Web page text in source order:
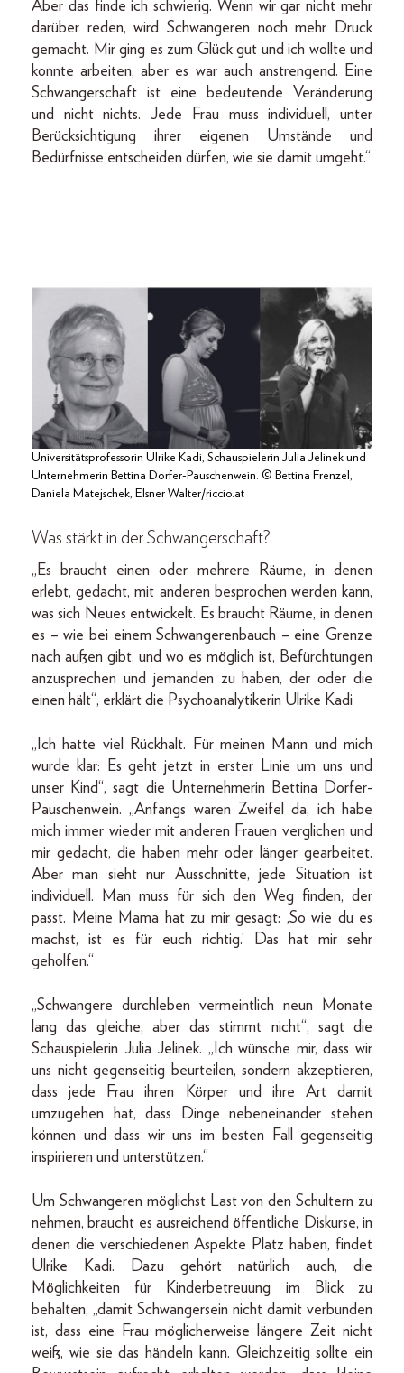
Aber das finde ich schwierig. Wenn wir gar nicht mehr
darüber reden, wird Schwangeren noch mehr Druck
gemacht. Mir ging es zum Glück gut und ich wollte und
konnte arbeiten, aber es war auch anstrengend. Eine
Schwangerschaft ist eine bedeutende Veränderung
und nicht nichts. Jede Frau muss individuell, unter
Berücksichtigung ihrer eigenen Umstände und
Bedürfnisse entscheiden dürfen, wie sie damit umgeht.“
Universitätsprofessorin Ulrike Kadi, Schauspielerin Julia Jelinek und
Unternehmerin Bettina Dorfer-Pauschenwein. © Bettina Frenzel,
Daniela Matejschek, Elsner Walter/riccio.at
Was stärkt in der Schwangerschaft?
„Es braucht einen oder mehrere Räume, in denen
erlebt, gedacht, mit anderen besprochen werden kann,
was sich Neues entwickelt. Es braucht Räume, in denen
es – wie bei einem Schwangerenbauch – eine Grenze
nach außen gibt, und wo es möglich ist, Befürchtungen
anzusprechen und jemanden zu haben, der oder die
einen hält“, erklärt die Psychoanalytikerin Ulrike Kadi
„Ich hatte viel Rückhalt. Für meinen Mann und mich
wurde klar: Es geht jetzt in erster Linie um uns und
unser Kind“, sagt die Unternehmerin Bettina Dorfer-
Pauschenwein. „Anfangs waren Zweifel da, ich habe
mich immer wieder mit anderen Frauen verglichen und
mir gedacht, die haben mehr oder länger gearbeitet.
Aber man sieht nur Ausschnitte, jede Situation ist
individuell. Man muss für sich den Weg finden, der
passt. Meine Mama hat zu mir gesagt: ,So wie du es
machst, ist es für euch richtig.‘ Das hat mir sehr
geholfen.“
„Schwangere durchleben vermeintlich neun Monate
lang das gleiche, aber das stimmt nicht“, sagt die
Schauspielerin Julia Jelinek. „Ich wünsche mir, dass wir
uns nicht gegenseitig beurteilen, sondern akzeptieren,
dass jede Frau ihren Körper und ihre Art damit
umzugehen hat, dass Dinge nebeneinander stehen
können und dass wir uns im besten Fall gegenseitig
inspirieren und unterstützen.“
Um Schwangeren möglichst Last von den Schultern zu
nehmen, braucht es ausreichend öffentliche Diskurse, in
denen die verschiedenen Aspekte Platz haben, findet
Ulrike Kadi. Dazu gehört natürlich auch, die
Möglichkeiten für Kinderbetreuung im Blick zu
behalten, „damit Schwangersein nicht damit verbunden
ist, dass eine Frau möglicherweise längere Zeit nicht
weiß, wie sie das händeln kann. Gleichzeitig sollte ein